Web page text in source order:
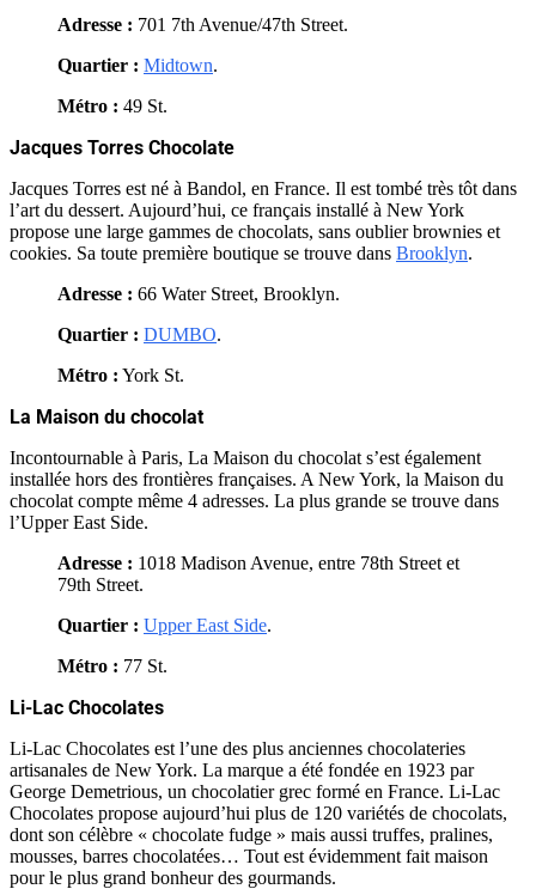
Adresse : 701 7th Avenue/47th Street.
Quartier : Midtown.
Métro : 49 St.
Jacques Torres Chocolate
Jacques Torres est né à Bandol, en France. Il est tombé très tôt dans
l’art du dessert. Aujourd’hui, ce français installé à New York
propose une large gammes de chocolats, sans oublier brownies et
cookies. Sa toute première boutique se trouve dans Brooklyn.
Adresse : 66 Water Street, Brooklyn.
Quartier : DUMBO.
Métro : York St.
La Maison du chocolat
Incontournable à Paris, La Maison du chocolat s’est également
installée hors des frontières françaises. A New York, la Maison du
chocolat compte même 4 adresses. La plus grande se trouve dans
l’Upper East Side.
Adresse : 1018 Madison Avenue, entre 78th Street et
79th Street.
Quartier : Upper East Side.
Métro : 77 St.
Li-Lac Chocolates
Li-Lac Chocolates est l’une des plus anciennes chocolateries
artisanales de New York. La marque a été fondée en 1923 par
George Demetrious, un chocolatier grec formé en France. Li-Lac
Chocolates propose aujourd’hui plus de 120 variétés de chocolats,
dont son célèbre « chocolate fudge » mais aussi truffes, pralines,
mousses, barres chocolatées… Tout est évidemment fait maison
pour le plus grand bonheur des gourmands.